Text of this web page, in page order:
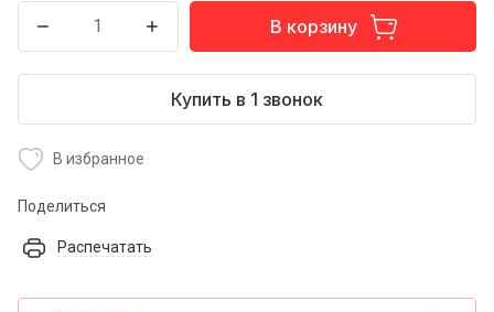
В корзину
Купить в 1 звонок
В избранное
Поделиться
Распечатать